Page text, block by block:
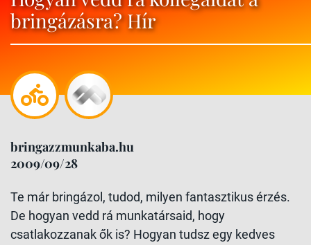
bringázásra? Hír
bringazzmunkaba.hu
2009/09/28
Te már bringázol, tudod, milyen fantasztikus érzés.
De hogyan vedd rá munkatársaid, hogy
csatlakozzanak ők is? Hogyan tudsz egy kedves